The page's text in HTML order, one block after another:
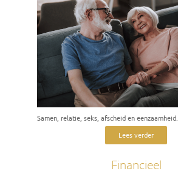
Samen, relatie, seks, afscheid en eenzaamheid.
Lees verder
Financieel